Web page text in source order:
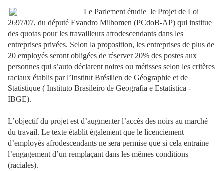
Le Parlement étudie le Projet de Loi
2697/07, du député Evandro Milhomen (PCdoB-AP) qui institue
des quotas pour les travailleurs afrodescendants dans les
entreprises privées. Selon la proposition, les entreprises de plus de
20 employés seront obligées de réserver 20% des postes aux
personnes qui s’auto déclarent noires ou métisses selon les critères
raciaux établis par l’Institut Brésilien de Géographie et de
Statistique ( Instituto Brasileiro de Geografia e Estatística -
IBGE).
L’objectif du projet est d’augmenter l’accès des noirs au marché
du travail. Le texte établit également que le licenciement
d’employés afrodescendants ne sera permise que si cela entraine
l’engagement d’un remplaçant dans les mêmes conditions
(raciales).